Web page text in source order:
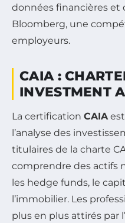
données financières et
Bloomberg, une
employeurs.
CAIA :
INVESTMENT
La certification CAIAest
l’analyse des
titulaires de la charte
comprendre des actifs
les hedge funds, le
l’immobilier. Les
plus en plus attirés par